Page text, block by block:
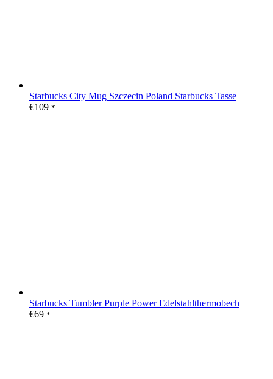
Starbucks City Mug Szczecin Poland Starbucks Tasse
€109 *
Starbucks Tumbler Purple Power Edelstahlthermobech
€69 *